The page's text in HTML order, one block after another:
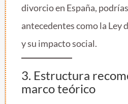
divorcio en España,
antecedentes como la Ley
y su impacto social.
3. Estructura
marco teórico